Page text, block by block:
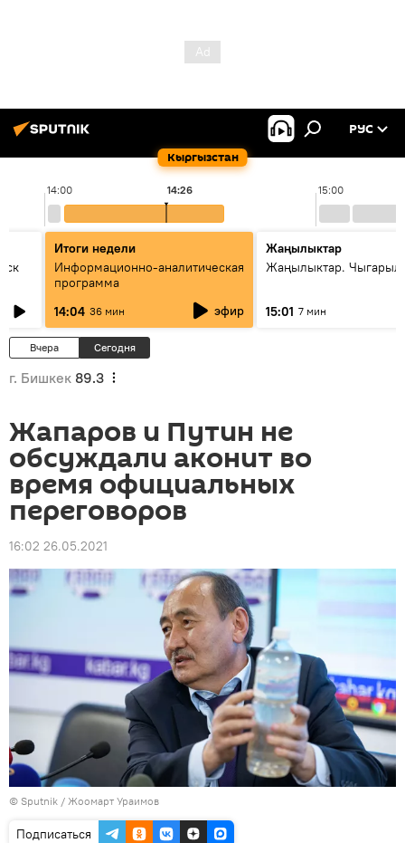
Кыргызстан
РУС
14:00 15:00
14:26
Итоги недели
Информационно-аналитическая
программа
14:04 36 мин эфир
Жаңылыктар
Жаңылыктар.
15:01 7 мин
Вчера Сегодня
г. Бишкек 89.3
Жапаров и Путин не
обсуждали аконит во
время официальных
переговоров
16:02 26.05.2021
© Sputnik / Жоомарт Ураимов
Подписаться